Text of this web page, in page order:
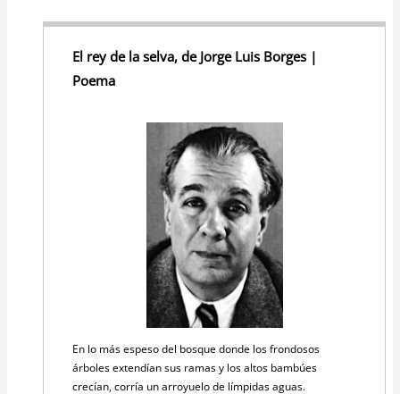
El rey de la selva, de Jorge Luis Borges |
Poema
En lo más espeso del bosque donde los frondosos
árboles extendían sus ramas y los altos bambúes
crecían, corría un arroyuelo de límpidas aguas.